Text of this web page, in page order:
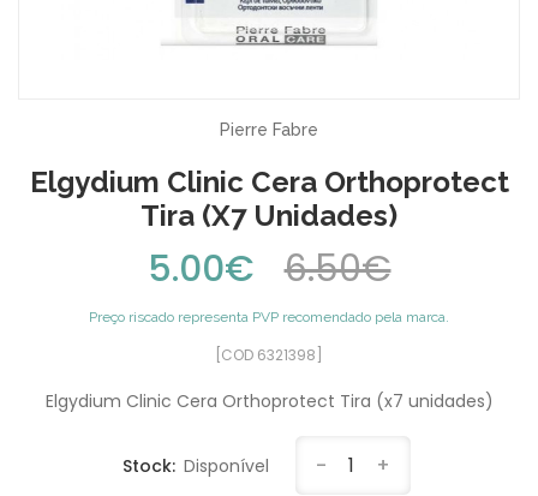
Pierre Fabre
Elgydium Clinic Cera Orthoprotect
Tira (x7 Unidades)
5.00€ 6.50€
Preço riscado representa PVP recomendado pela marca.
[COD 6321398]
Elgydium Clinic Cera Orthoprotect Tira (x7 unidades)
Stock: Disponível - 1 +